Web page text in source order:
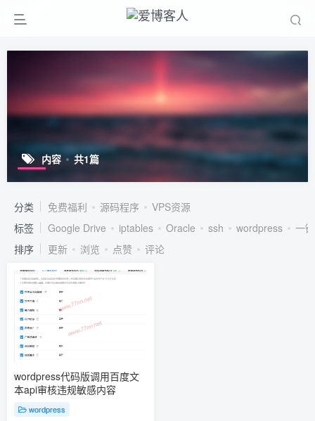
内容 共1篇
分类 免费福利 源码程序
VPS资源
标签
Google Drive iptables Oracle ssh wordpress
一
排序
更新 浏览 点赞 评论
wordpress代码版调用百度文
本api审核违规敏感内容
wordpress